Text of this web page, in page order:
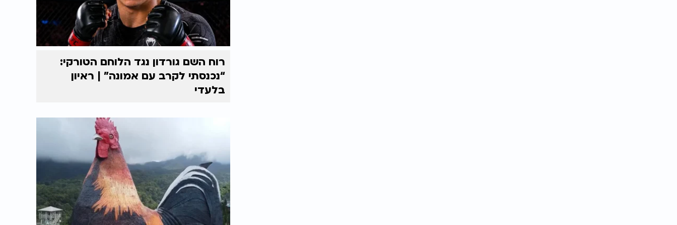
רוח השם גורדון נגד הלוחם הטורקי:
“נכנסתי לקרב עם אמונה” | ראיון
בלעדי